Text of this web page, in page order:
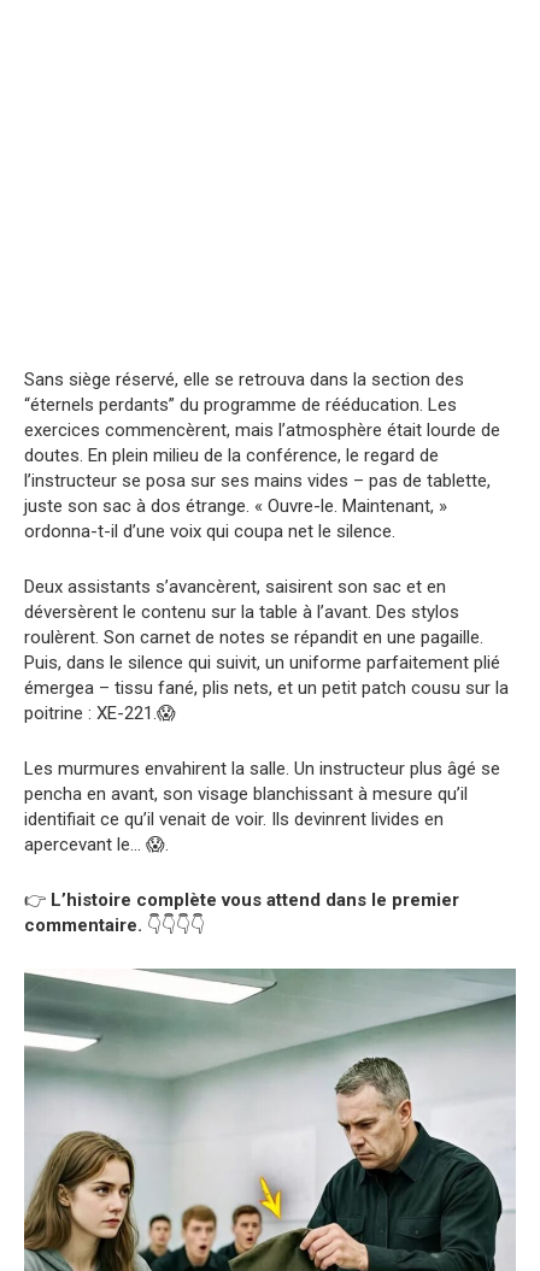
Sans siège réservé, elle se retrouva dans la section des
“éternels perdants” du programme de rééducation. Les
exercices commencèrent, mais l’atmosphère était lourde de
doutes. En plein milieu de la conférence, le regard de
l’instructeur se posa sur ses mains vides – pas de tablette,
juste son sac à dos étrange. « Ouvre-le. Maintenant, »
ordonna-t-il d’une voix qui coupa net le silence.
Deux assistants s’avancèrent, saisirent son sac et en
déversèrent le contenu sur la table à l’avant. Des stylos
roulèrent. Son carnet de notes se répandit en une pagaille.
Puis, dans le silence qui suivit, un uniforme parfaitement plié
émergea – tissu fané, plis nets, et un petit patch cousu sur la
poitrine : XE-221.😱
Les murmures envahirent la salle. Un instructeur plus âgé se
pencha en avant, son visage blanchissant à mesure qu’il
identifiait ce qu’il venait de voir. Ils devinrent livides en
apercevant le… 😱.
👉 L’histoire complète vous attend dans le premier
commentaire. 👇👇👇👇